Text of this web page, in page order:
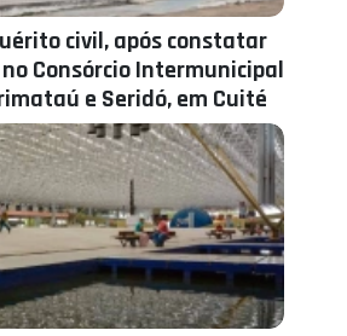
civil, após constatar
Consórcio Intermunicipal
e Seridó, em Cuité